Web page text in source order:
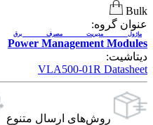
Bulk
عنوان گروه:
Power Management Modules
ماژول مدیریت مصرف برق
دیتاشیت:
VLA500-01R Datasheet
روش‌های ارسال‌ متنوع